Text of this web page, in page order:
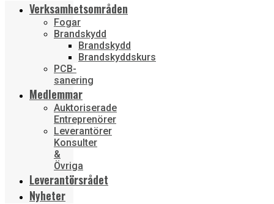
Verksamhetsområden
Fogar
Brandskydd
Brandskydd
Brandskyddskurs
PCB-
sanering
Medlemmar
Auktoriserade
Entreprenörer
Leverantörer
Konsulter
&
Övriga
Leverantörsrådet
Nyheter